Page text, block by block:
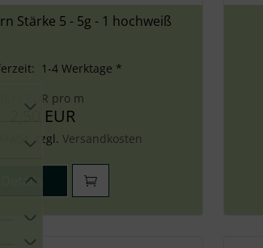
Stärke 5 - 5g - 1 hochweiß
1-4 Werktage *
0,11 EUR pro m
2,50 EUR
zzgl. Versandkosten
Details